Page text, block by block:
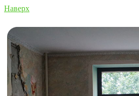
Наверх